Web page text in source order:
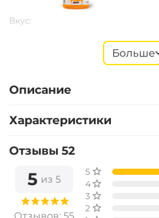
Вкус:
Вкус:
Больше
Описание
Характеристики
Отзывы 52
5 из 5
5 звёзд
4 звезды
3 звезды
2 звезды